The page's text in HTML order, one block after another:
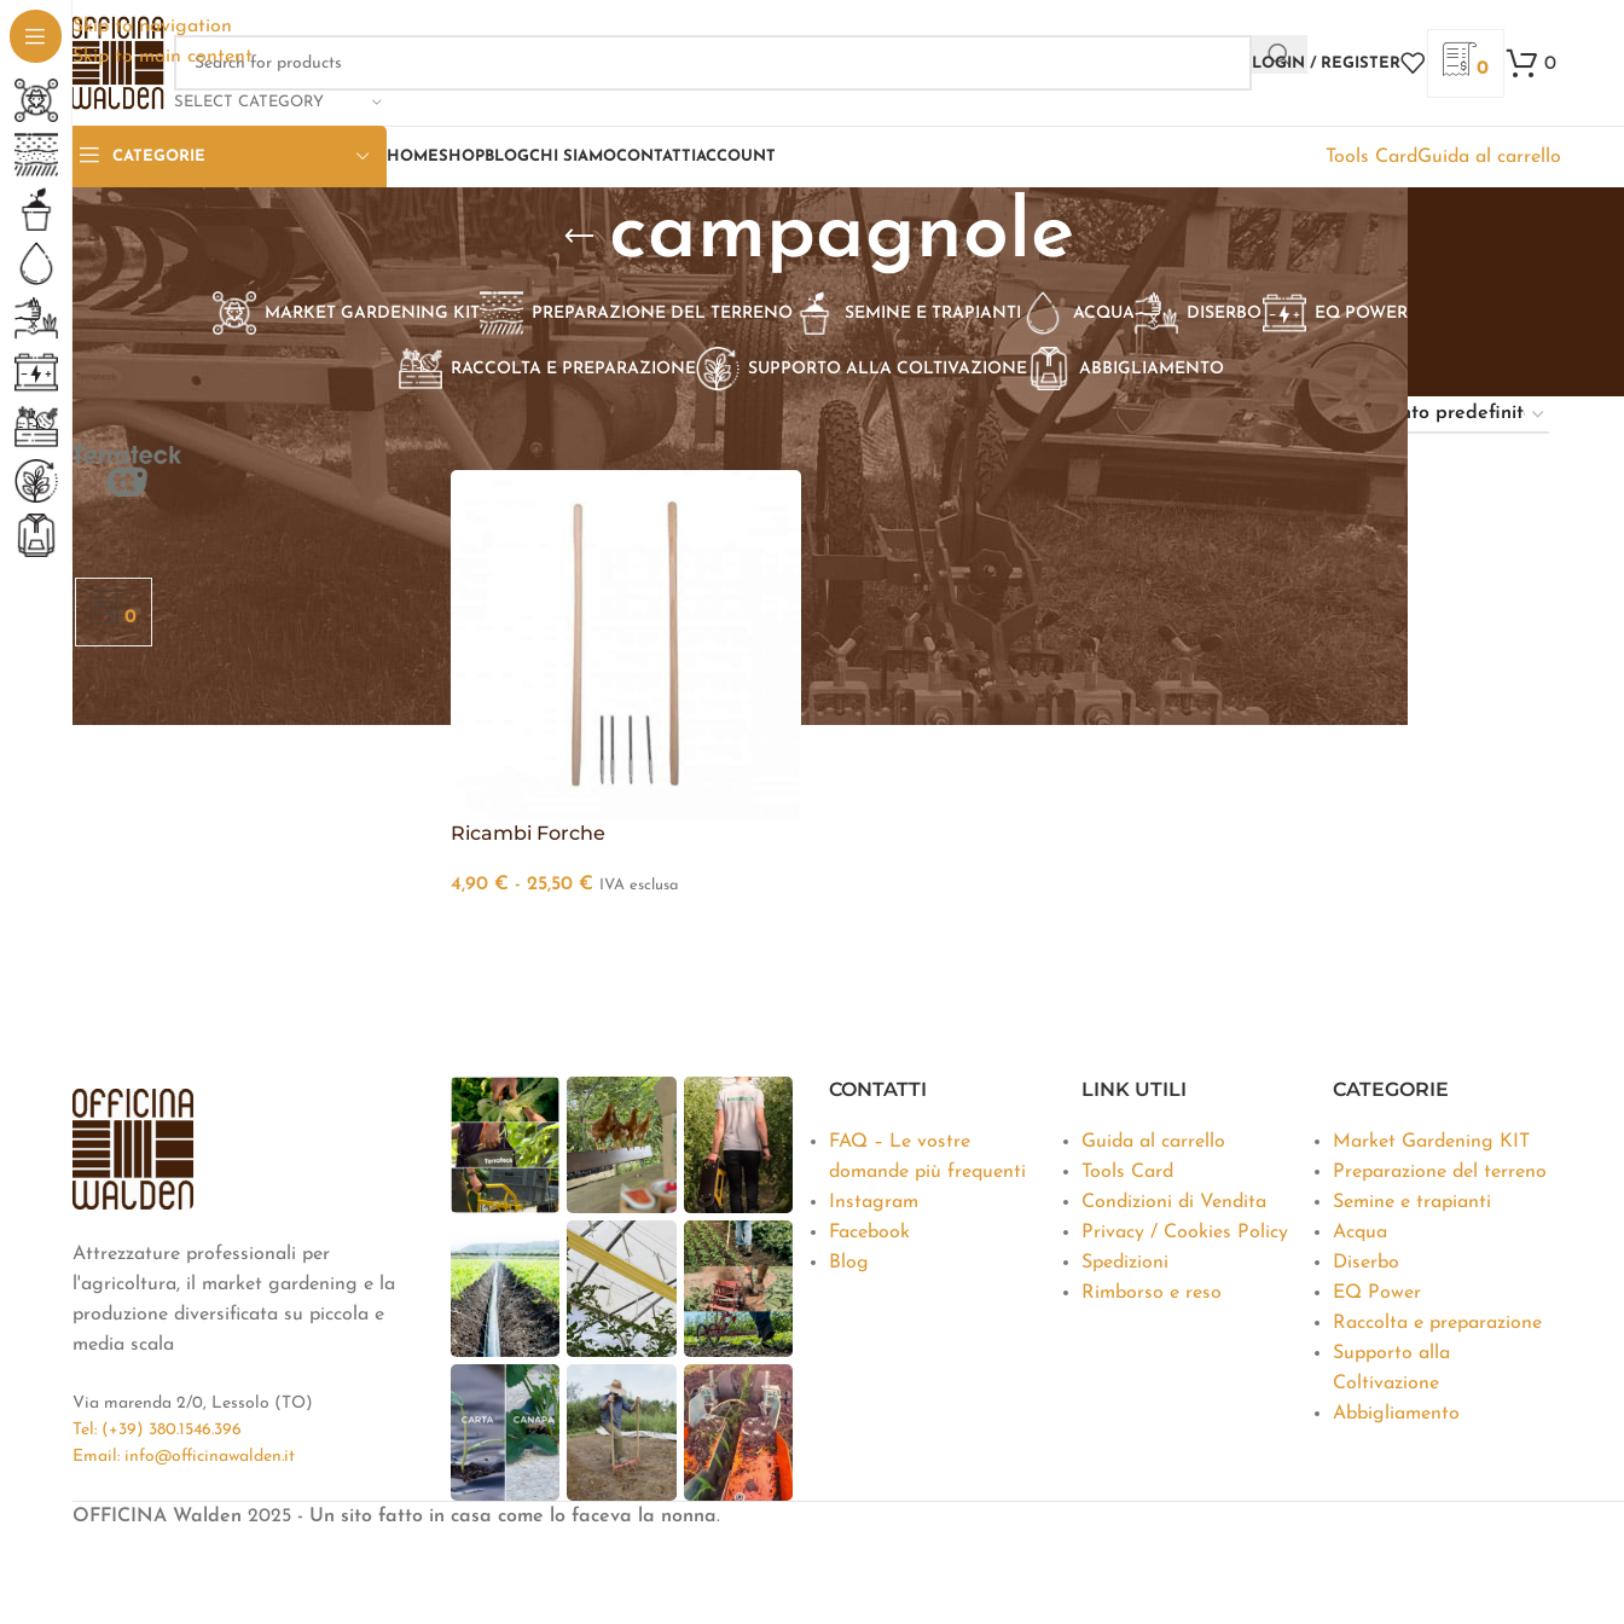
Skip to navigation
Skip to main content
SELECT CATEGORY
LOGIN / REGISTER 0 0
CATEGORIE HOMESHOP BLOGCHI SIAMOCONTATTI ACCOUNT Tools CardGuida al carrello
campagnole
MARKET GARDENING KIT PREPARAZIONE DEL TERRENO SEMINE E TRAPIANTI ACQUA DISERBO EQ POWER
RACCOLTA E PREPARAZIONE SUPPORTO ALLA COLTIVAZIONE ABBIGLIAMENTO
SELEZIONE PER BRAND
Terrateck TT
0
Home Prodotti taggati “campagnole” Show 18 24
Ricambi Forche
4,90 € - 25,50 € IVA esclusa
Attrezzature professionali per
l'agricoltura, il market gardening e la
produzione diversificata su piccola e
media scala
Via marenda 2/0, Lessolo (TO)
Tel: (+39) 380.1546.396
Email: info@officinawalden.it
CONTATTI
FAQ – Le vostre
domande più frequenti
Instagram
Facebook
Blog
LINK UTILI
Guida al carrello
Tools Card
Condizioni di Vendita
Privacy / Cookies Policy
Spedizioni
Rimborso e reso
CATEGORIE
Market Gardening KIT
Preparazione del terreno
Semine e trapianti
Acqua
Diserbo
EQ Power
Raccolta e preparazione
Supporto alla
Coltivazione
Abbigliamento
OFFICINA Walden 2025 - Un sito fatto in casa come lo faceva la nonna.